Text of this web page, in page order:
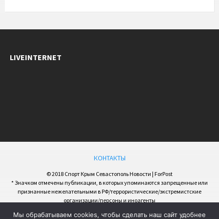
LIVEINTERNET
КОНТАКТЫ
© 2018 Спорт Крым Севастополь Новости | ForPost
* Значком отмечены публикации, в которых упоминаются запрещенные или
признанные нежелательными в РФ/террористические/экстремистские
организации/персоны и иноагенты
Мы обрабатываем cookies, чтобы сделать наш сайт удобнее